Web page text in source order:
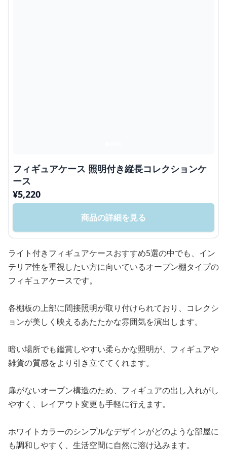
フィギュアケース 照明付き縦長コレクションケ
ース
¥5,220
商品の詳細を見る
ライト付きフィギュアケースおすすめ5選の中でも、イン
テリア性を重視したい方に向いているオープン棚タイプの
フィギュアケースです。
各棚板の上部に間接照明が取り付けられており、コレクシ
ョンが美しく映えるあたたかな雰囲気を演出します。
暗い場所でも鑑賞しやすい柔らかな照明が、フィギュアや
雑貨の質感をより引き立ててくれます。
扉がないオープン構造のため、フィギュアの出し入れがし
やすく、レイアウト変更も手軽に行えます。
ホワイトカラーのシンプルなデザインがどのような部屋に
も調和しやすく、生活空間に自然に溶け込みます。